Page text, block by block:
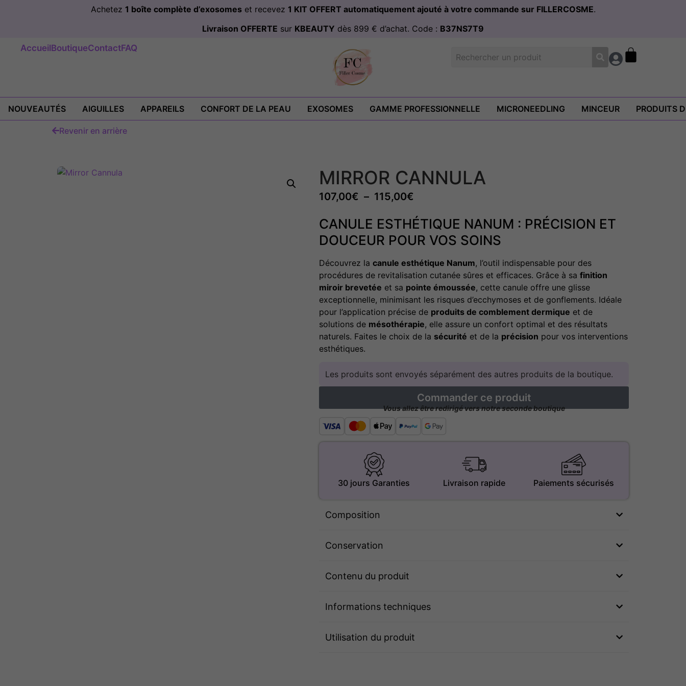
Achetez 1 boîte complète d’exosomeset recevez 1 KIT OFFERT automatiquement ajouté à votre commande sur FILLERCOSME.
Livraison OFFERTE sur KBEAUTY dès 899 € d’achat. Code : B37NS7T9
AccueilBoutiqueContactFAQ
NOUVEAUTÉS AIGUILLES APPAREILS CONFORT DE LA PEAU EXOSOMES GAMME PROFESSIONNELLE MICRONEEDLING MINCEUR PRODUITS
Revenir en arrière
MIRROR CANNULA
107,00€ – 115,00€
CANULE ESTHÉTIQUE NANUM : PRÉCISION ET
DOUCEUR POUR VOS SOINS
Découvrez la canule esthétique Nanum, l’outil indispensable pour des
procédures de revitalisation cutanée sûres et efficaces. Grâce à sa finition
miroir brevetée et sa pointe émoussée, cette canule offre une glisse
exceptionnelle, minimisant les risques d’ecchymoses et de gonflements. Idéale
pour l’application précise de produits de comblement dermique et de
solutions de mésothérapie, elle assure un confort optimal et des résultats
naturels. Faites le choix de la sécurité et de la précision pour vos interventions
esthétiques.
Les produits sont envoyés séparément des autres produits de la boutique.
Commander ce produit
Vous allez être redirigé vers notre seconde boutique
30 jours Garanties Livraison rapide Paiements sécurisés
Composition
Conservation
Contenu du produit
Informations techniques
Utilisation du produit